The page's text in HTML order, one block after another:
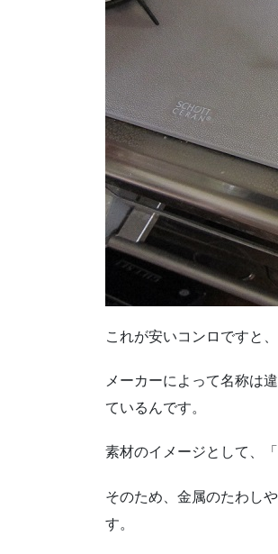
これが安いコンロですと
メーカーによって名称は
ているんです。
素材のイメージとして、
そのため、金属のたわし
す。